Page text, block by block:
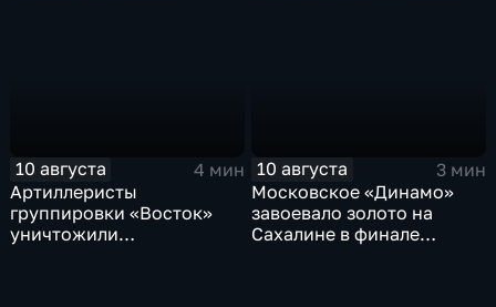
10 августа
4 мин
Артиллеристы
группировки «Восток»
уничтожили
10 августа
3 мин
Московское «Динамо»
завоевало золото на
Сахалине в финале